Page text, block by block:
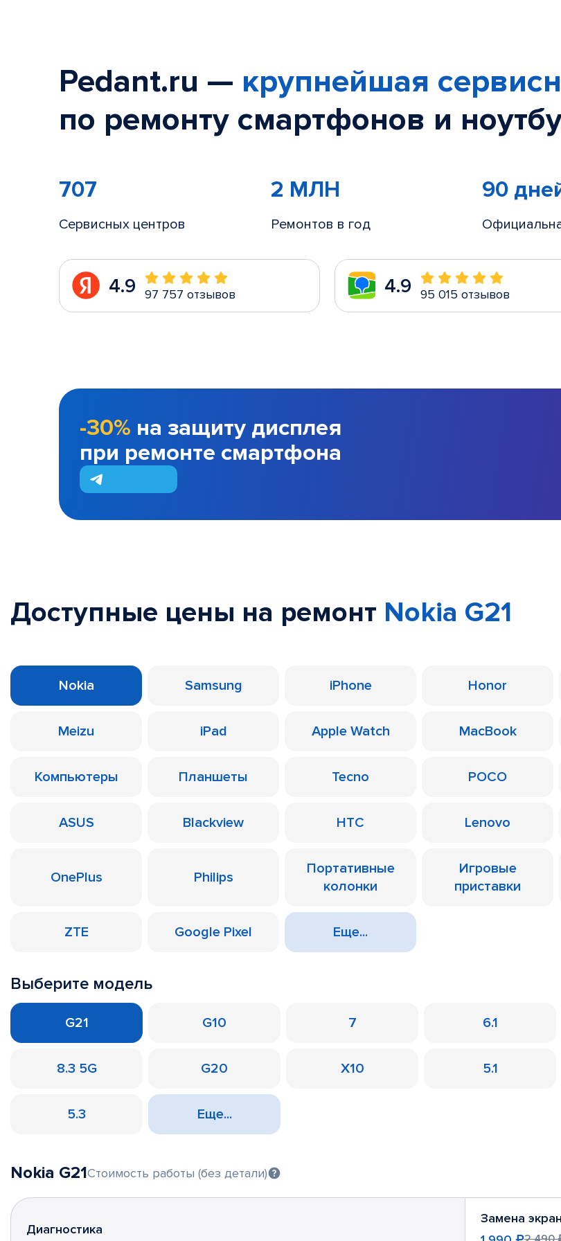
Pedant.ru — крупнейшая
по ремонту смартфонов и
707
Сервисных центров
2 МЛН
Ремонтов в год
90
4.9 97 757 отзывов 4.9 95 015 отзывов
-30% на защиту дисплея
при ремонте смартфона
Доступные цены на ремонт Nokia G21
Nokia Samsung iPhone Honor
Meizu iPad Apple Watch MacBook
Компьютеры Планшеты Tecno POCO
ASUS Blackview HTC Lenovo
OnePlus Philips
Портативные
колонки
Игровые
приставки
ZTE Google Pixel Еще...
Выберите модель
G21 G10 7 6.1
8.3 5G G20 X10 5.1
5.3 Еще...
Nokia G21Стоимость работы (без детали)
Диагностика
Замена